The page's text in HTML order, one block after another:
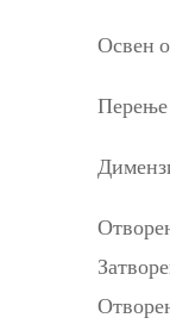
Освен
Перење